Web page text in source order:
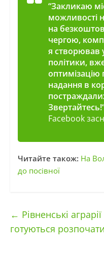
“Закликаю
можливості
на
чергою,
я створював
політики,
надання в
Звертайтесь!
Facebook
Читайте також: На
до посівної
← Рівненські
готуються